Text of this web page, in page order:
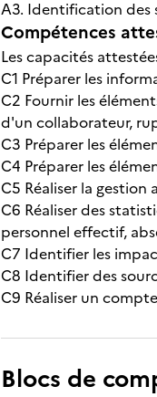
A3. Identification des
Compétences
Les capacités
C1 Préparer les
C2 Fournir les
d'un collaborateur,
C3 Préparer les
C4 Préparer les
C5 Réaliser la
C6 Réaliser des
personnel effectif,
C7 Identifier les
C8 Identifier des
C9 Réaliser un
Blocs de